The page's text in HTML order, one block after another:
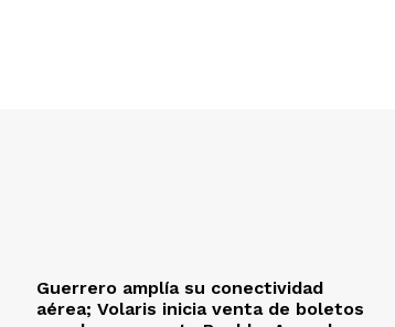
Guerrero amplía su conectividad
aérea; Volaris inicia venta de boletos